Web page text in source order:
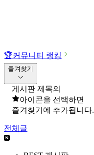
🏆커뮤니티 랭킹
즐겨찾기
게시판 제목의
아이콘을 선택하면
즐겨찾기에 추가됩니다.
전체글